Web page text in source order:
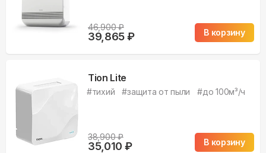
46,900₽
39,865₽ В корзину
Tion Lite
#тихий #защита от пыли #до 100м³/ч
38,900₽
35,010 ₽ В корзину